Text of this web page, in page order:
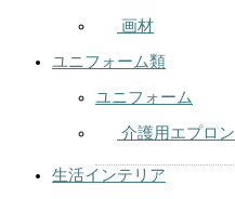
画材
ユニフォーム類
ユニフォーム
介護用エプロン
生活インテリア